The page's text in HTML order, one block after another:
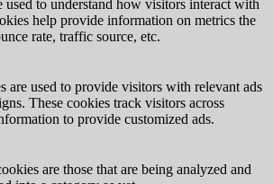
used to understand how visitors interact with
help provide information on metrics the
rate, traffic source, etc.
are used to provide visitors with relevant ads
These cookies track visitors across
to provide customized ads.
are those that are being analyzed and